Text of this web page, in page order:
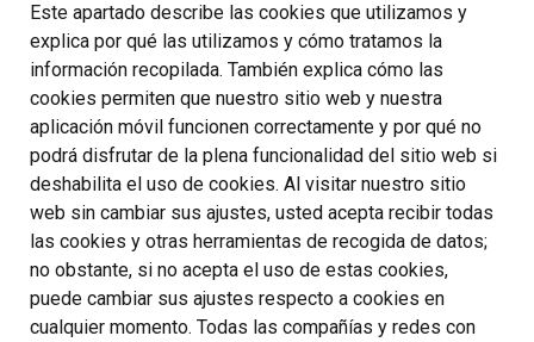
Este apartado describe las cookies que utilizamos y
explica por qué las utilizamos y cómo tratamos la
información recopilada. También explica cómo las
cookies permiten que nuestro sitio web y nuestra
aplicación móvil funcionen correctamente y por qué no
podrá disfrutar de la plena funcionalidad del sitio web si
deshabilita el uso de cookies. Al visitar nuestro sitio
web sin cambiar sus ajustes, usted acepta recibir todas
las cookies y otras herramientas de recogida de datos;
no obstante, si no acepta el uso de estas cookies,
puede cambiar sus ajustes respecto a cookies en
cualquier momento. Todas las compañías y redes con